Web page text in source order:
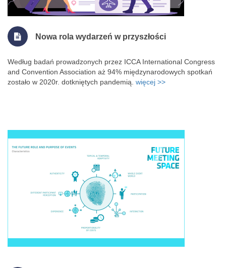
Nowa rola wydarzeń w przyszłości
Według badań prowadzonych przez ICCA International Congress
and Convention Association aż 94% międzynarodowych spotkań
zostało w 2020r. dotkniętych pandemią. więcej >>